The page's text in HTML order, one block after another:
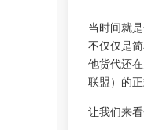
当时间就
不仅仅是
他货代还
联盟）的
让我们来